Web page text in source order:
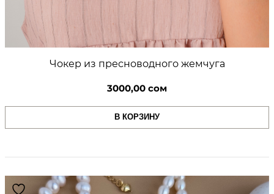
Чокер из пресноводного жемчуга
3000,00 сом
В КОРЗИНУ